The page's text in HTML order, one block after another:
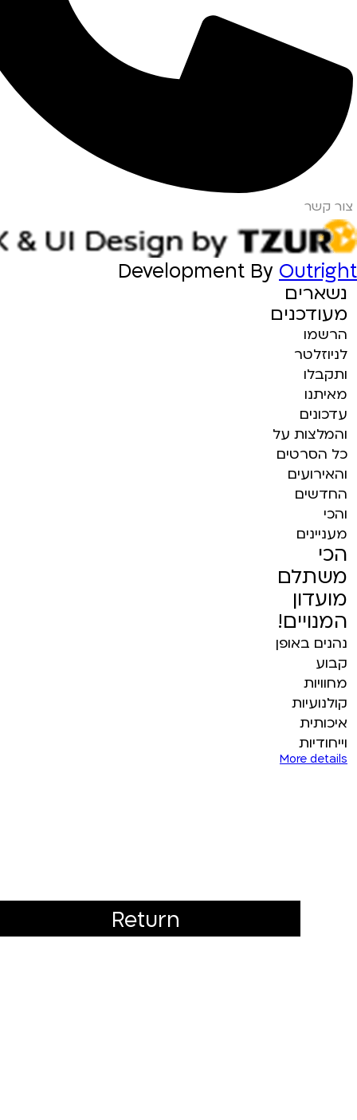
צור קשר
Development By Outright
Return
נשארים
מעודכנים
הרשמו
לניוזלטר
ותקבלו
מאיתנו
עדכונים
והמלצות על
כל הסרטים
והאירועים
החדשים
והכי
מעניינים
הכי
משתלם
מועדון
המנויים!
נהנים באופן
קבוע
מחוויות
קולנועיות
איכותית
וייחודיות
More details